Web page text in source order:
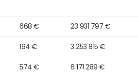
668 € 23 931 797 €
194 € 3 253 815 €
574 € 6 171 289 €